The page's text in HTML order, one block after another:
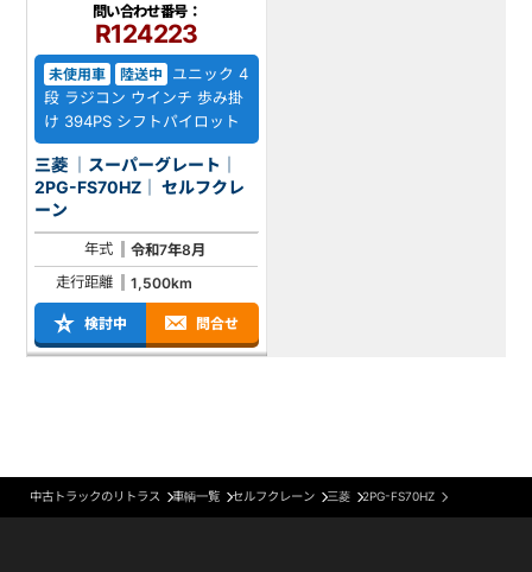
問い合わせ番号：
R124223
未使用車 陸送中
ユニック 4
段 ラジコン ウインチ 歩み掛
け 394PS シフトパイロット
三菱 ｜スーパーグレート｜
2PG-FS70HZ｜ セルフクレ
ーン
年式
令和7年8月
走行距離
1,500km
検討中 問合せ
中古トラックのリトラス 車輌一覧 セルフクレーン 三菱 2PG-FS70HZ